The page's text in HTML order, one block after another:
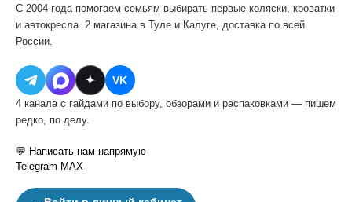
С 2004 года помогаем семьям выбирать первые коляски, кроватки
и автокресла. 2 магазина в Туле и Калуге, доставка по всей
России.
VK
4 канала с гайдами по выбору, обзорами и распаковками — пишем
редко, по делу.
💬 Написать нам напрямую
Telegram MAX